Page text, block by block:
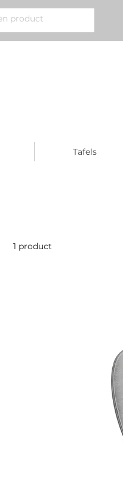
Tafels
1 product